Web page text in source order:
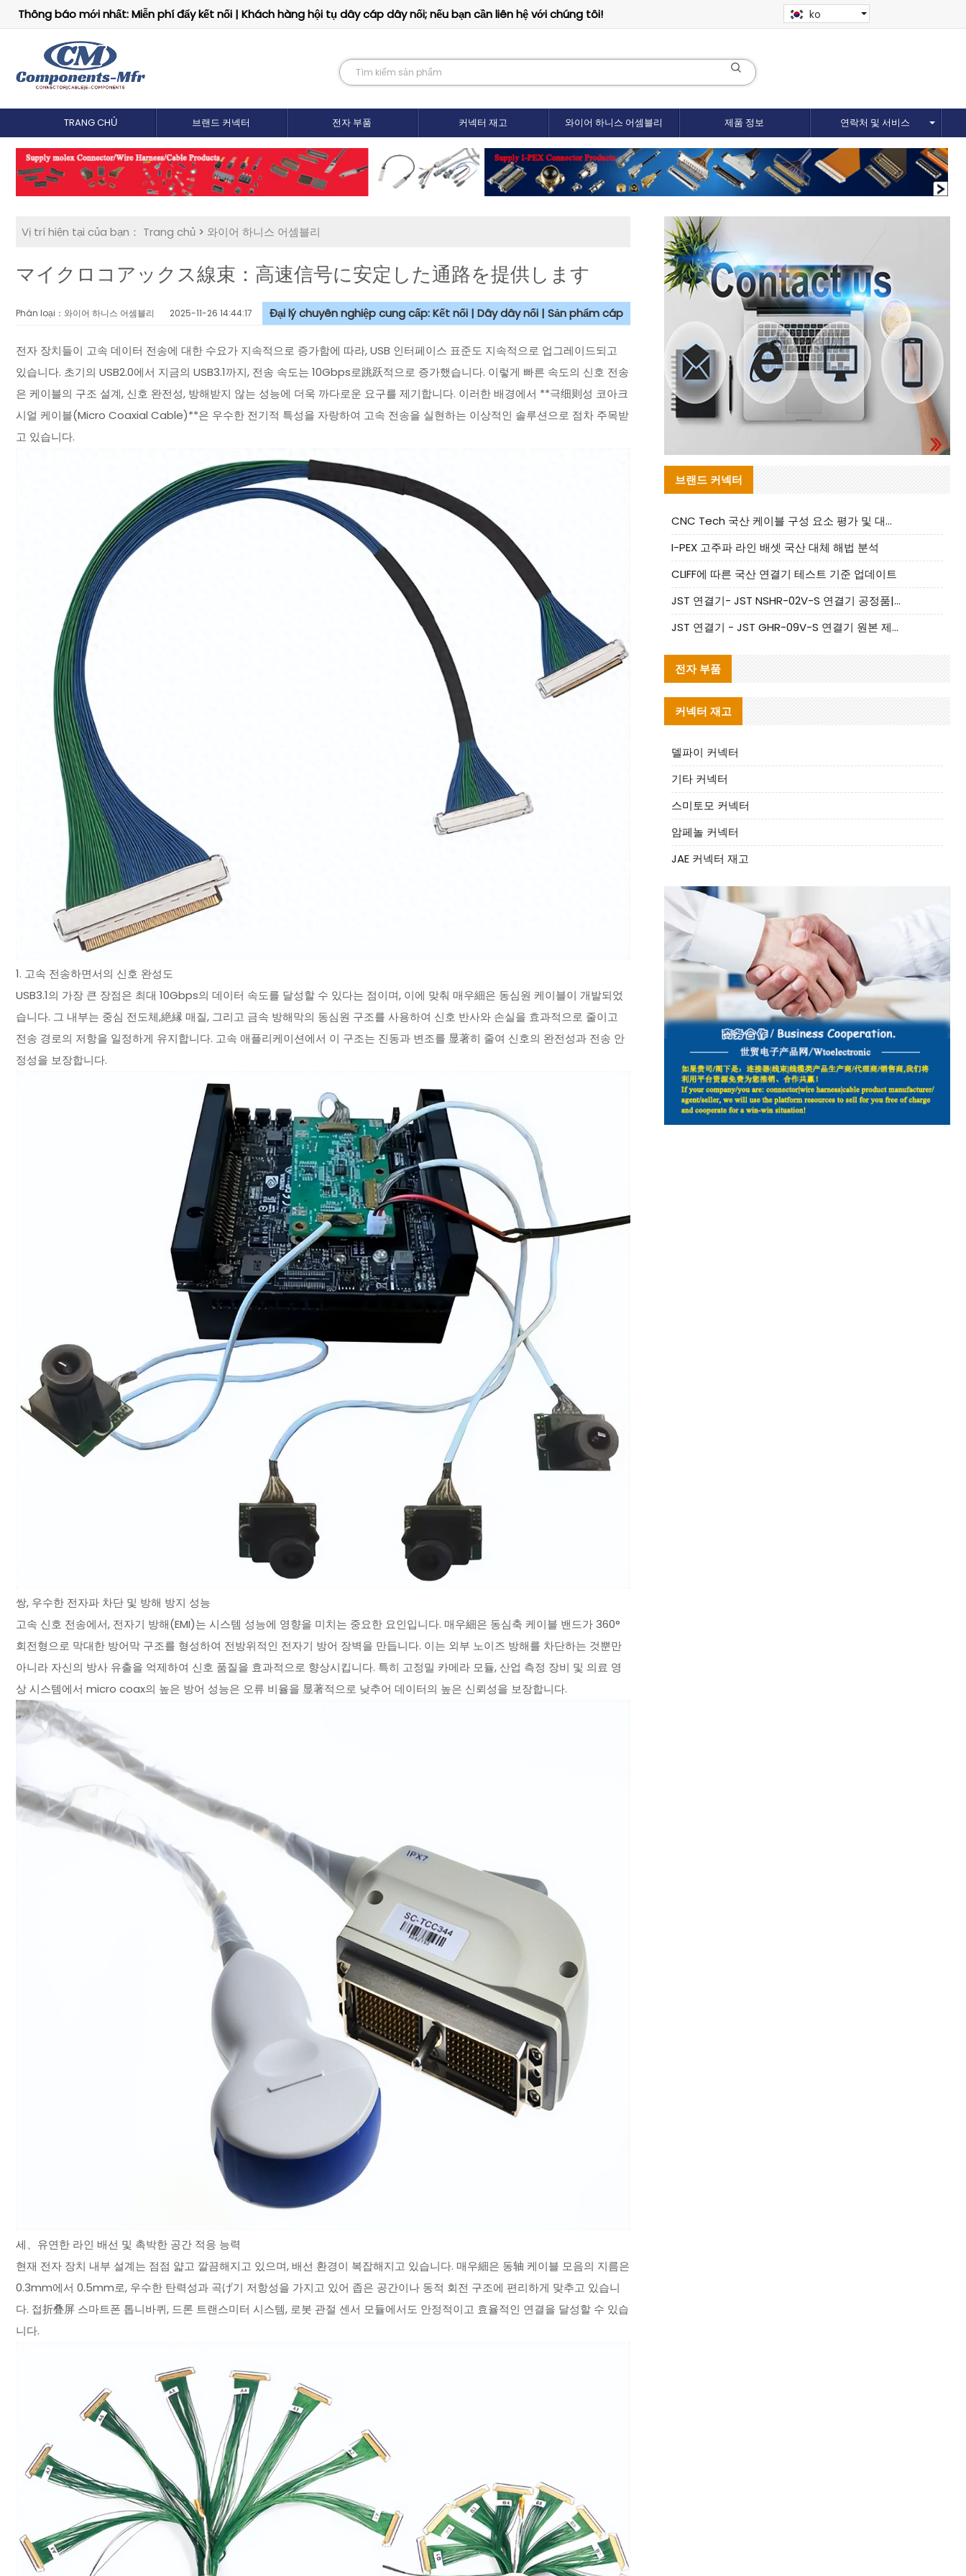
Thông báo mới nhất: Miễn phí đẩy kết nối | Khách hàng hội tụ dây cáp dây nối; nếu bạn cần liên hệ với chúng tôi! ko
TRANG CHỦ 브랜드 커넥터 전자 부품 커넥터 재고 와이어 하니스 어셈블리 제품 정보 연락처 및 서비스
Vị trí hiện tại của bạn： Trang chủ > 와이어 하니스 어셈블리
マイクロコアックス線束：高速信号に安定した通路を提供します
Phân loại：와이어 하니스 어셈블리 2025-11-26 14:44:17 Đại lý chuyên nghiệp cung cấp: Kết nối | Dây dây nối | Sản phẩm cáp
전자 장치들이 고속 데이터 전송에 대한 수요가 지속적으로 증가함에 따라, USB 인터페이스 표준도 지속적으로 업그레이드되고
있습니다. 초기의 USB2.0에서 지금의 USB3.1까지, 전송 속도는 10Gbps로跳跃적으로 증가했습니다. 이렇게 빠른 속도의 신호 전송
은 케이블의 구조 설계, 신호 완전성, 방해받지 않는 성능에 더욱 까다로운 요구를 제기합니다. 이러한 배경에서 **극细则성 코아크
시얼 케이블(Micro Coaxial Cable)**은 우수한 전기적 특성을 자랑하여 고속 전송을 실현하는 이상적인 솔루션으로 점차 주목받
고 있습니다.
1. 고속 전송하면서의 신호 완성도
USB3.1의 가장 큰 장점은 최대 10Gbps의 데이터 속도를 달성할 수 있다는 점이며, 이에 맞춰 매우細은 동심원 케이블이 개발되었
습니다. 그 내부는 중심 전도체,絶縁 매질, 그리고 금속 방해막의 동심원 구조를 사용하여 신호 반사와 손실을 효과적으로 줄이고
전송 경로의 저항을 일정하게 유지합니다. 고속 애플리케이션에서 이 구조는 진동과 변조를 显著히 줄여 신호의 완전성과 전송 안
정성을 보장합니다.
쌍, 우수한 전자파 차단 및 방해 방지 성능
고속 신호 전송에서, 전자기 방해(EMI)는 시스템 성능에 영향을 미치는 중요한 요인입니다. 매우細은 동심축 케이블 밴드가 360°
회전형으로 막대한 방어막 구조를 형성하여 전방위적인 전자기 방어 장벽을 만듭니다. 이는 외부 노이즈 방해를 차단하는 것뿐만
아니라 자신의 방사 유출을 억제하여 신호 품질을 효과적으로 향상시킵니다. 특히 고정밀 카메라 모듈, 산업 측정 장비 및 의료 영
상 시스템에서 micro coax의 높은 방어 성능은 오류 비율을 显著적으로 낮추어 데이터의 높은 신뢰성을 보장합니다.
세、유연한 라인 배선 및 촉박한 공간 적응 능력
현재 전자 장치 내부 설계는 점점 얇고 깔끔해지고 있으며, 배선 환경이 복잡해지고 있습니다. 매우細은 동轴 케이블 모음의 지름은
0.3mm에서 0.5mm로, 우수한 탄력성과 곡げ기 저항성을 가지고 있어 좁은 공간이나 동적 회전 구조에 편리하게 맞추고 있습니
다. 접折叠屏 스마트폰 톱니바퀴, 드론 트랜스미터 시스템, 로봇 관절 센서 모듈에서도 안정적이고 효율적인 연결을 달성할 수 있습
니다.
브랜드 커넥터
CNC Tech 국산 케이블 구성 요소 평가 및 대량 생산 적합성 가이드
I-PEX 고주파 라인 배셋 국산 대체 해법 분석
CLIFF에 따른 국산 연결기 테스트 기준 업데이트
JST 연결기- JST NSHR-02V-S 연결기 공정품|대체품 제공
JST 연결기 - JST GHR-09V-S 연결기 원본 제품 제공 | 대체품 제공
전자 부품
커넥터 재고
델파이 커넥터
기타 커넥터
스미토모 커넥터
암페놀 커넥터
JAE 커넥터 재고